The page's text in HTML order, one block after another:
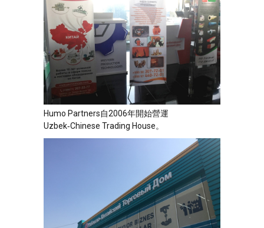
Humo Partners自2006年開始營運
Uzbek‑Chinese Trading House。